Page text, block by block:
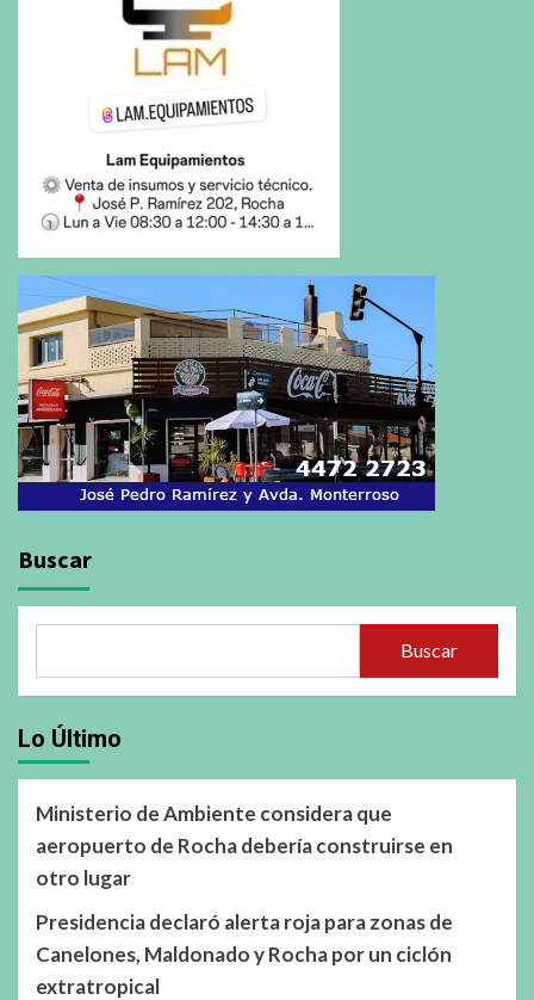
Buscar
Buscar
Lo Último
Ministerio de Ambiente considera que
aeropuerto de Rocha debería construirse en
otro lugar
Presidencia declaró alerta roja para zonas de
Canelones, Maldonado y Rocha por un ciclón
extratropical